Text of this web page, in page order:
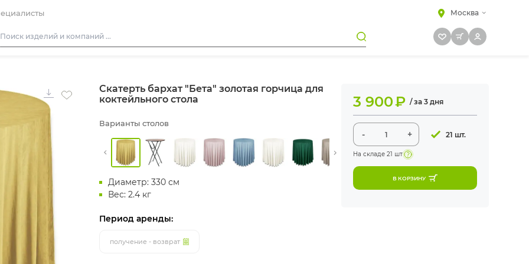
Москва
Стулья
Диваны
Фуршетная мебель
Скатерть бархат "Бета" золотая горчица для
коктейльного стола
Варианты столов
Диаметр: 330 см
Вес: 2.4 кг
Период аренды:
получение - возврат
3 900₽ / за 3 дня
- + 21 шт.
На складе 21 шт
В КОРЗИНУ